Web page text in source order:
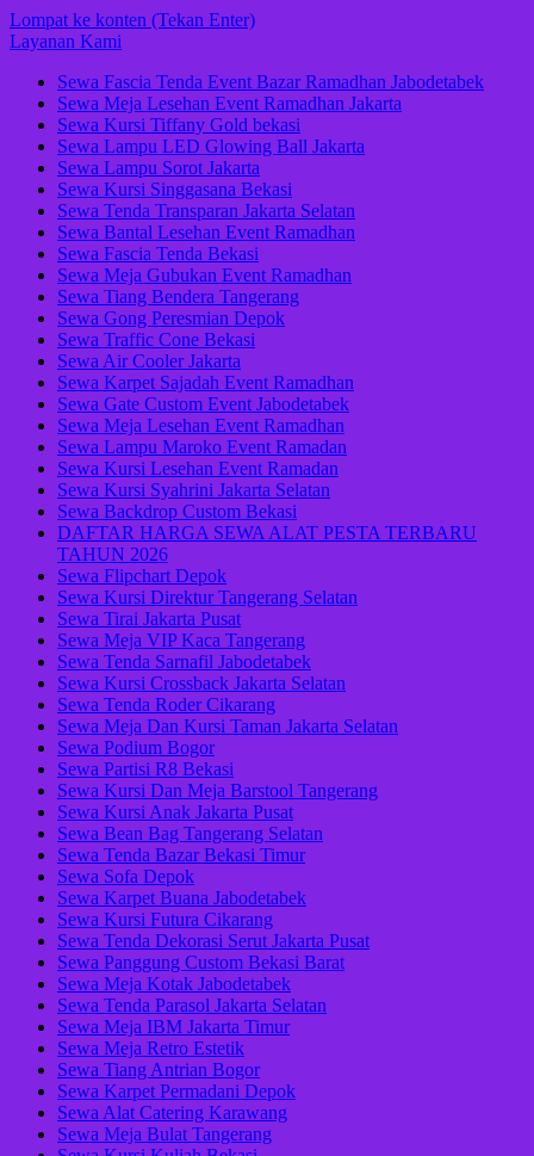
Lompat ke konten (Tekan Enter)
Layanan Kami
Sewa Fascia Tenda Event Bazar Ramadhan Jabodetabek
Sewa Meja Lesehan Event Ramadhan Jakarta
Sewa Kursi Tiffany Gold bekasi
Sewa Lampu LED Glowing Ball Jakarta
Sewa Lampu Sorot Jakarta
Sewa Kursi Singgasana Bekasi
Sewa Tenda Transparan Jakarta Selatan
Sewa Bantal Lesehan Event Ramadhan
Sewa Fascia Tenda Bekasi
Sewa Meja Gubukan Event Ramadhan
Sewa Tiang Bendera Tangerang
Sewa Gong Peresmian Depok
Sewa Traffic Cone Bekasi
Sewa Air Cooler Jakarta
Sewa Karpet Sajadah Event Ramadhan
Sewa Gate Custom Event Jabodetabek
Sewa Meja Lesehan Event Ramadhan
Sewa Lampu Maroko Event Ramadan
Sewa Kursi Lesehan Event Ramadan
Sewa Kursi Syahrini Jakarta Selatan
Sewa Backdrop Custom Bekasi
DAFTAR HARGA SEWA ALAT PESTA TERBARU
TAHUN 2026
Sewa Flipchart Depok
Sewa Kursi Direktur Tangerang Selatan
Sewa Tirai Jakarta Pusat
Sewa Meja VIP Kaca Tangerang
Sewa Tenda Sarnafil Jabodetabek
Sewa Kursi Crossback Jakarta Selatan
Sewa Tenda Roder Cikarang
Sewa Meja Dan Kursi Taman Jakarta Selatan
Sewa Podium Bogor
Sewa Partisi R8 Bekasi
Sewa Kursi Dan Meja Barstool Tangerang
Sewa Kursi Anak Jakarta Pusat
Sewa Bean Bag Tangerang Selatan
Sewa Tenda Bazar Bekasi Timur
Sewa Sofa Depok
Sewa Karpet Buana Jabodetabek
Sewa Kursi Futura Cikarang
Sewa Tenda Dekorasi Serut Jakarta Pusat
Sewa Panggung Custom Bekasi Barat
Sewa Meja Kotak Jabodetabek
Sewa Tenda Parasol Jakarta Selatan
Sewa Meja IBM Jakarta Timur
Sewa Meja Retro Estetik
Sewa Tiang Antrian Bogor
Sewa Karpet Permadani Depok
Sewa Alat Catering Karawang
Sewa Meja Bulat Tangerang